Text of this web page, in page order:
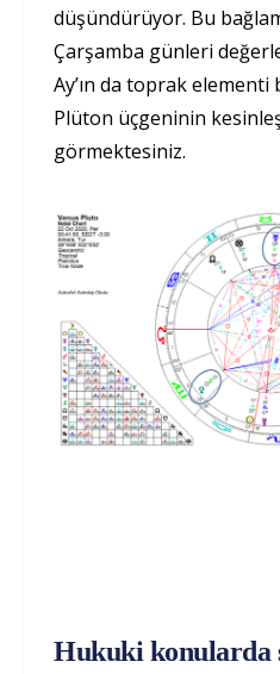
düşündürüyor. Bu
Çarşamba günleri
Ay’ın da toprak
Plüton üçgeninin
görmektesiniz.
Hukuki konularda